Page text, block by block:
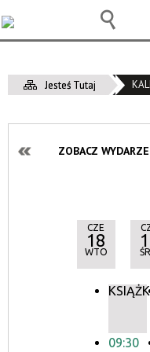
Jesteś Tutaj
ZOBACZ
CZE
18
WTO
09:30